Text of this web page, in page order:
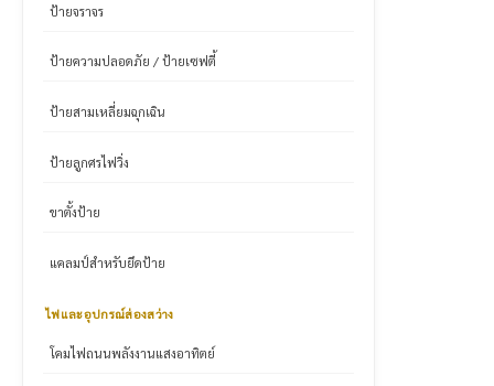
ป้ายจราจร
ป้ายความปลอดภัย / ป้ายเซฟตี้
ป้ายสามเหลี่ยมฉุกเฉิน
ป้ายลูกศรไฟวิ่ง
ขาตั้งป้าย
แคลมป์สำหรับยึดป้าย
ไฟและอุปกรณ์ส่องสว่าง
โคมไฟถนนพลังงานแสงอาทิตย์